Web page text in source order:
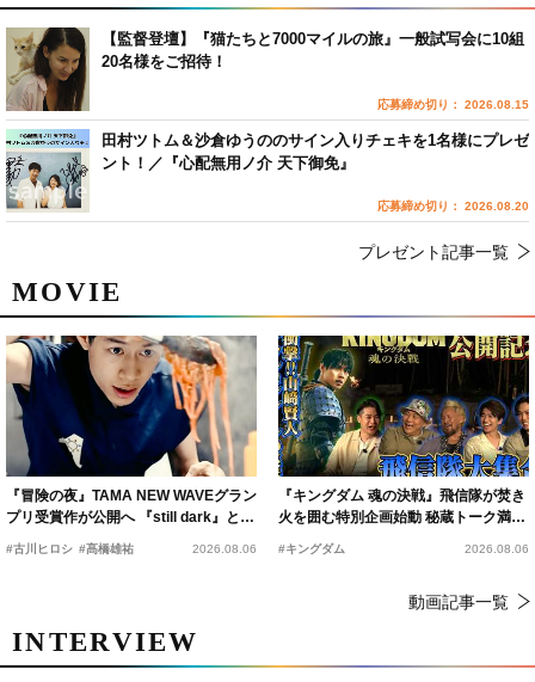
MOVIE
『冒険の夜』TAMA NEW WAVEグラン
プリ受賞作が公開へ 『still dark』と同
#古川ヒロシ #髙橋雄祐 2026.08.06
『キングダム 魂の決戦』飛信隊が焚き
火を囲む特別企画始動 秘蔵トーク満載
#キングダム 2026.08.06
動画記事一覧
INTERVIEW
【監督登壇】『猫たちと7000マイルの旅』一般試写会に10組
20名様をご招待！
応募締め切り： 2026.08.15
田村ツトム＆沙倉ゆうののサイン入りチェキを1名様にプレゼ
ント！／『心配無用ノ介 天下御免』
応募締め切り： 2026.08.20
プレゼント記事一覧